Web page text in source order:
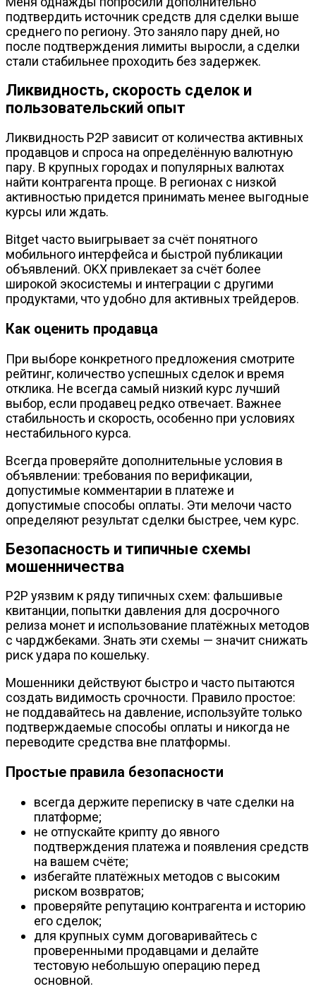
подтвердить источник средств для сделки выше
среднего по региону. Это заняло пару дней, но
после подтверждения лимиты выросли, а сделки
стали стабильнее проходить без задержек.
Ликвидность, скорость сделок и
пользовательский опыт
Ликвидность P2P зависит от количества активных
продавцов и спроса на определённую валютную
пару. В крупных городах и популярных валютах
найти контрагента проще. В регионах с низкой
активностью придется принимать менее выгодные
курсы или ждать.
Bitget часто выигрывает за счёт понятного
мобильного интерфейса и быстрой публикации
объявлений. OKX привлекает за счёт более
широкой экосистемы и интеграции с другими
продуктами, что удобно для активных трейдеров.
Как оценить продавца
При выборе конкретного предложения смотрите
рейтинг, количество успешных сделок и время
отклика. Не всегда самый низкий курс лучший
выбор, если продавец редко отвечает. Важнее
стабильность и скорость, особенно при условиях
нестабильного курса.
Всегда проверяйте дополнительные условия в
объявлении: требования по верификации,
допустимые комментарии в платеже и
допустимые способы оплаты. Эти мелочи часто
определяют результат сделки быстрее, чем курс.
Безопасность и типичные схемы
мошенничества
P2P уязвим к ряду типичных схем: фальшивые
квитанции, попытки давления для досрочного
релиза монет и использование платёжных методов
с чарджбеками. Знать эти схемы — значит снижать
риск удара по кошельку.
Мошенники действуют быстро и часто пытаются
создать видимость срочности. Правило простое:
не поддавайтесь на давление, используйте только
подтверждаемые способы оплаты и никогда не
переводите средства вне платформы.
Простые правила безопасности
всегда держите переписку в чате сделки на
платформе;
не отпускайте крипту до явного
подтверждения платежа и появления средств
на вашем счёте;
избегайте платёжных методов с высоким
риском возвратов;
проверяйте репутацию контрагента и историю
его сделок;
для крупных сумм договаривайтесь с
проверенными продавцами и делайте
тестовую небольшую операцию перед
основной.